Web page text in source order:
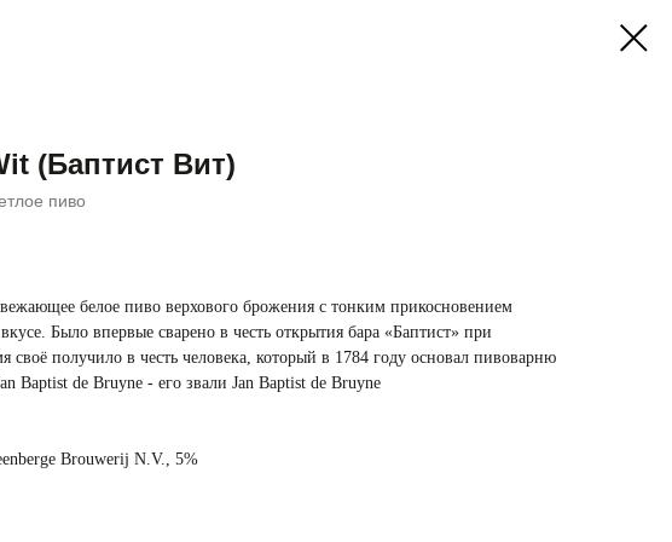
(Баптист Вит)
пиво
белое пиво верхового брожения с тонким прикосновением
Было впервые сварено в честь открытия бара «Баптист» при
своё получило в честь человека, который в 1784 году основал пивоварню
Baptist de Bruyne - его звали Jan Baptist de Bruyne
Brouwerij N.V., 5%